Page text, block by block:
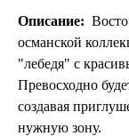
Описание:
османской
"лебедя" с
Превосходно
создавая
нужную зону.